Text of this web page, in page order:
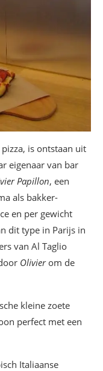
is ontstaan uit
eigenaar van bar
Papillon, een
als bakker-
en per gewicht
dit type in Parijs in
van Al Taglio
Olivierom de
kleine zoete
perfect met een
Italiaanse